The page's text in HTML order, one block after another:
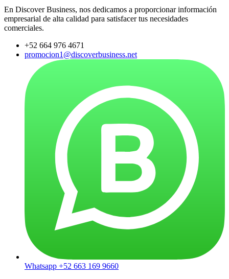
En Discover Business, nos dedicamos a proporcionar información
empresarial de alta calidad para satisfacer tus necesidades
comerciales.
+52 664 976 4671
promocion1@discoverbusiness.net
Whatsapp +52 663 169 9660